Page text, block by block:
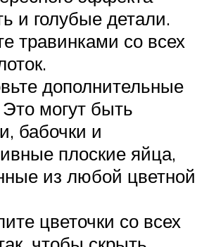
и голубые детали.
травинками со всех
дополнительные
могут быть
бабочки и
плоские яйца,
из любой цветной
цветочки со всех